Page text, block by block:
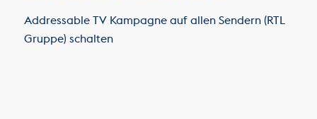
Addressable TV Kampagne auf allen Sendern (RTL
Gruppe) schalten